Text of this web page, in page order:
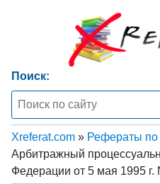
Поиск:
Xreferat.com » Рефераты
Арбитражный
Федерации от 5 мая 1995 г.